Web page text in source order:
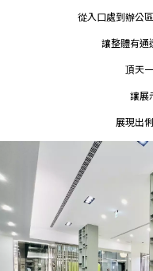
從入口處到辦公
讓整體有通
頂天
讓展
展現出